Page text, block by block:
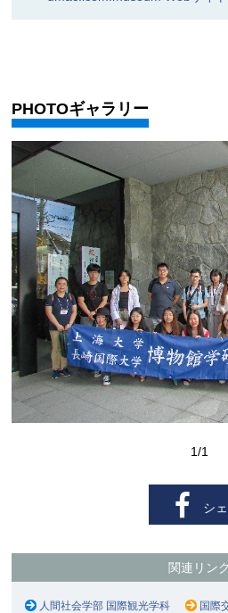
PHOTOギャラリー
1/1
シ
関連リンク
人間社会学部 国際観光学科 国際